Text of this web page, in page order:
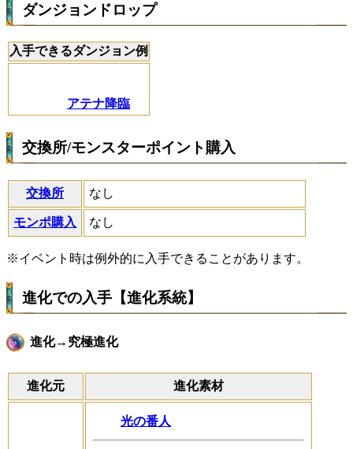
ダンジョンドロップ
入手できるダンジョン例
アテナ降臨
交換所/モンスターポイント購入
交換所 なし
モンポ購入 なし
※イベント時は例外的に入手できることがあります。
進化での入手【進化系統】
進化→究極進化
進化元 進化素材
光の番人